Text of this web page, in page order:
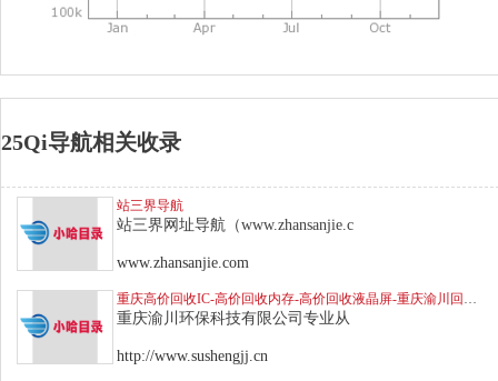
25Qi导航相关收录
站三界导航
站三界网址导航（www.zhansanjie.c
www.zhansanjie.com
重庆渝川环保科技有限公司专业从
http://www.sushengjj.cn